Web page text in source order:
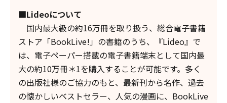
■Lideoについて
国内最大級の約16万冊を取り扱う、総合電子書籍
ストア「BookLive!」の書籍のうち、『Lideo』で
は、電子ペーパー搭載の電子書籍端末として国内最
大の約10万冊＊1を購入することが可能です。多く
の出版社様のご協力のもと、最新刊から名作、過去
の懐かしいベストセラー、人気の漫画に、BookLive